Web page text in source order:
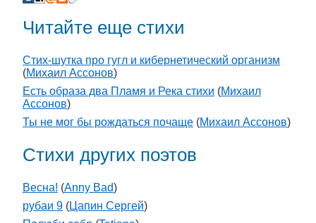
Читайте еще стихи
Стих-шутка про гугл и кибернетический организм
(Михаил Ассонов)
Есть образа два Пламя и Река стихи (Михаил
Ассонов)
Ты не мог бы рождаться почаще (Михаил Ассонов)
Стихи других поэтов
Весна! (Anny Bad)
рубаи 9 (Цапин Сергей)